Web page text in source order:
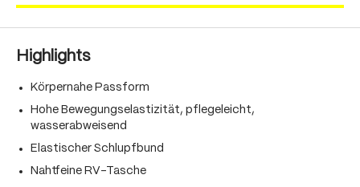
Highlights
Körpernahe Passform
Hohe Bewegungselastizität, pflegeleicht,
wasserabweisend
Elastischer Schlupfbund
Nahtfeine RV-Tasche